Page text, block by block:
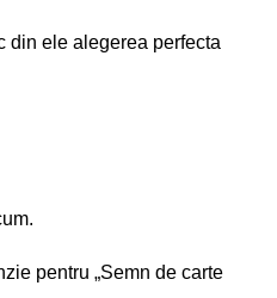
din ele alegerea perfecta
pentru „Semn de carte